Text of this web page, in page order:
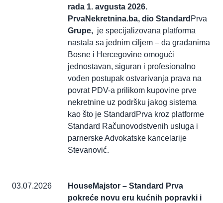
rada 1. avgusta 2026.
PrvaNekretnina.ba, dio Standard Prva
Grupe, je specijalizovana platforma
nastala sa jednim ciljem – da građanima
Bosne i Hercegovine omogući
jednostavan, siguran i profesionalno
vođen postupak ostvarivanja prava na
povrat PDV-a prilikom kupovine prve
nekretnine uz podršku jakog sistema
kao što je StandardPrva kroz platforme
Standard Računovodstvenih usluga i
parnerske Advokatske kancelarije
Stevanović.
03.07.2026
HouseMajstor – Standard Prva
pokreće novu eru kućnih popravki i